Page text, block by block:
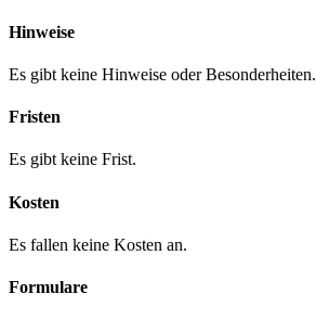
Hinweise
Es gibt keine Hinweise oder Besonderheiten.
Fristen
Es gibt keine Frist.
Kosten
Es fallen keine Kosten an.
Formulare